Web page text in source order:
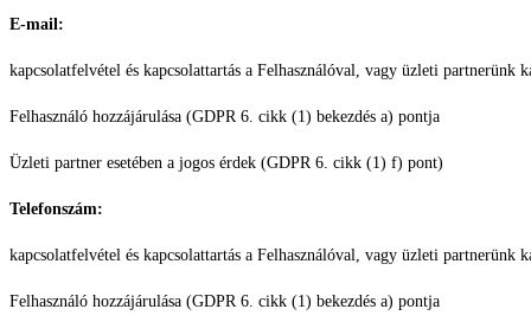
E-mail:
kapcsolatfelvétel és kapcsolattartás a Felhasználóval, vagy üzleti partnerünk
Felhasználó hozzájárulása (GDPR 6. cikk (1) bekezdés a) pontja
Üzleti partner esetében a jogos érdek (GDPR 6. cikk (1) f) pont)
Telefonszám:
kapcsolatfelvétel és kapcsolattartás a Felhasználóval, vagy üzleti partnerünk
Felhasználó hozzájárulása (GDPR 6. cikk (1) bekezdés a) pontja